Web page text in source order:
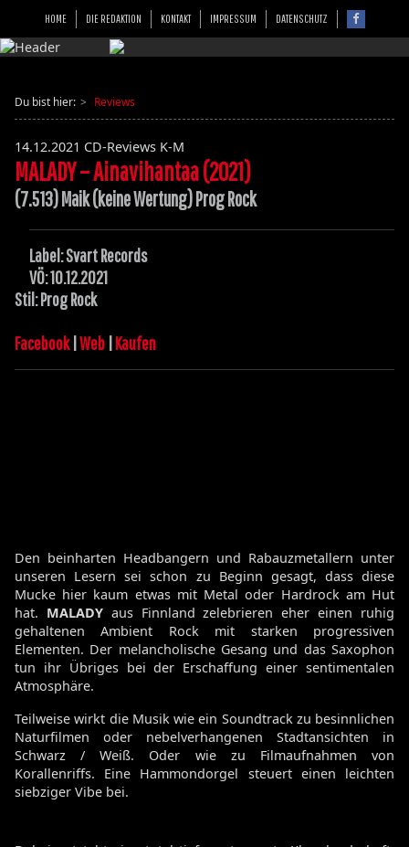
HOME DIE REDAKTION KONTAKT IMPRESSUM DATENSCHUTZ
Du bist hier: Reviews
14.12.2021 CD-Reviews K-M
MALADY – Ainavihantaa (2021)
(7.513) Maik (keine Wertung) Prog Rock
Label: Svart Records
VÖ: 10.12.2021
Stil: Prog Rock
Facebook|Web | Kaufen
Den beinharten Headbangern und Rabauzmetallern unter
unseren Lesern sei schon zu Beginn gesagt, dass diese
Mucke hier kaum etwas mit Metal oder Hardrock am Hut
hat. MALADYaus Finnland zelebrieren eher einen ruhig
gehaltenen Ambient Rock mit starken progressiven
Elementen. Der melancholische Gesang und das Saxophon
tun ihr Übriges bei der Erschaffung einer sentimentalen
Atmosphäre.
Teilweise wirkt die Musik wie ein Soundtrack zu besinnlichen
Naturfilmen oder nebelverhangenen Stadtansichten in
Schwarz / Weiß. Oder wie zu Filmaufnahmen von
Korallenriffs. Eine Hammondorgel steuert einen leichten
siebziger Vibe bei.